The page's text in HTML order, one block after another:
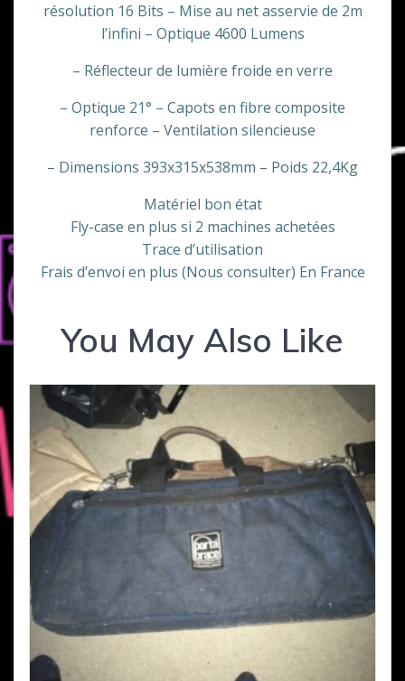
résolution 16 Bits – Mise au net asservie de 2m
l’infini – Optique 4600 Lumens
– Réflecteur de lumière froide en verre
– Optique 21° – Capots en fibre composite
renforce – Ventilation silencieuse
– Dimensions 393x315x538mm – Poids 22,4Kg
Matériel bon état
Fly-case en plus si 2 machines achetées
Trace d’utilisation
Frais d’envoi en plus (Nous consulter) En France
You May Also Like